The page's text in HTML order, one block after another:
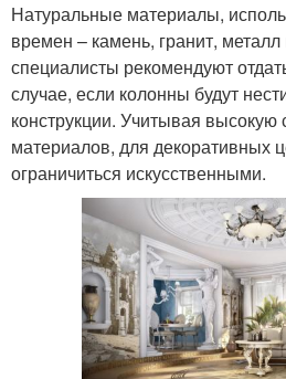
Натуральные материалы,
времен – камень, гранит,
специалисты рекомендуют
случае, если колонны будут
конструкции. Учитывая высокую
материалов, для декоративных
ограничиться искусственными.